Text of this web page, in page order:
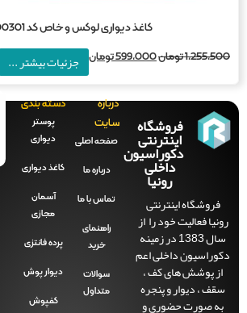
کاغذ دیواری لوکس و خاص کد 99100301
تومان599,000تومان جزئیات بیشتر ...
فروشگاه
اینترنتی
دکوراسیون
داخلی
رونیا
فروشگاه اینترنتی
فعالیت خود را از
سال 1383 در زمینه
داخلی اعم
پوشش های کف ،
، دیوار و پنجره
صورت حضوری و
درباره
سایت
صفحه‌ اصلی
درباره ما
تماس با ما
راهنمای
دسته بندی
دیواری
کاغذ دیواری
آسمان
پرده فانتزی
دیوار پوش
کفپوش